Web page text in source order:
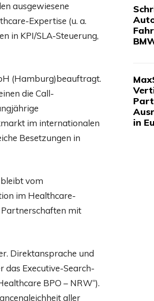
ausgewiesene
Expertise (u. a.
in KPI/SLA-Steuerung,
(Hamburg)beauftragt.
die Call-
im internationalen
Besetzungen in
vom
im Healthcare-
mit
Direktansprache und
Executive-Search-
BPO – NRW“).
aller
in